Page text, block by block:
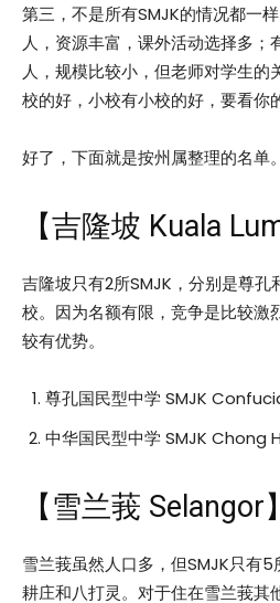
第三，不是所有SMJK的情况都一
人，资源丰富，课外活动选择多；
人，规模比较小，但老师对学生的
校的好，小校有小校的好，要看你
好了，下面就是按州属整理的名单。
【吉隆坡 Kuala
吉隆坡只有2所SMJK，分别是尊
校。因为名额有限，竞争是比较激
较有优势。
尊孔国民型中学 SMJK
中华国民型中学 SMJK Chong
【雪兰莪 Selangor
雪兰莪虽然人口多，但SMJK只有
耕庄和八打灵。对于住在雪兰莪其